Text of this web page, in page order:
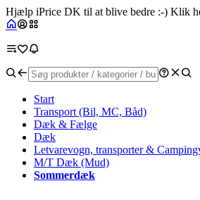
Hjælp iPrice DK til at blive bedre :-) Klik
Start
Transport (Bil, MC, Båd)
Dæk & Fælge
Dæk
Letvarevogn, transporter &
M/T Dæk (Mud)
Sommerdæk